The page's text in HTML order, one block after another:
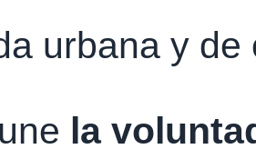
urbana y
la